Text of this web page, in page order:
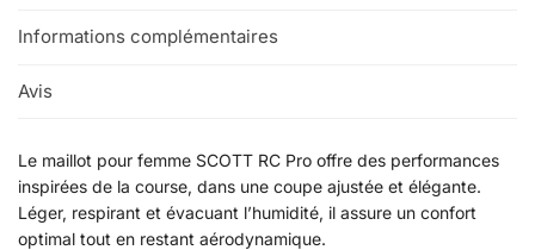
Informations complémentaires
Avis
Le maillot pour femme SCOTT RC Pro offre des performances
inspirées de la course, dans une coupe ajustée et élégante.
Léger, respirant et évacuant l’humidité, il assure un confort
optimal tout en restant aérodynamique.